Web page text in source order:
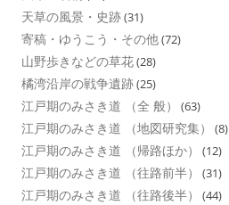
天草の風景・史跡(31)
寄稿・ゆうこう・その他(72)
山野歩きなどの草花(28)
橘湾沿岸の戦争遺跡(25)
江戸期のみさき道 （全 般） (63)
江戸期のみさき道 （地図研究集） (8)
江戸期のみさき道 （帰路ほか） (12)
江戸期のみさき道 （往路前半） (31)
江戸期のみさき道 （往路後半） (44)